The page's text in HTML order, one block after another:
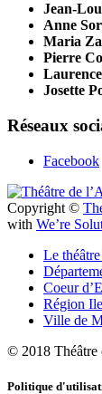
Jean-
Anne
Maria
Pierre
Josette
Réseaux
Facebook
Copyright ©
with We’re
Le
Coeur
Région
Ville de
© 2018 Théâtre
Politique